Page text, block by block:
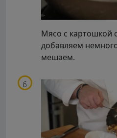
Мясо с картошкой
добавляем
мешаем.